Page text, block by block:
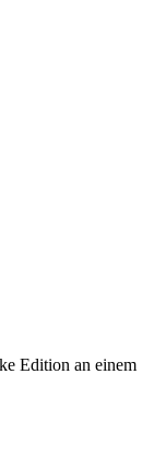
Edition an einem